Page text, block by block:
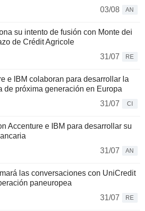
03/08
AN
su intento de fusión con Monte dei
de Crédit Agricole
31/07
RE
e IBM colaboran para desarrollar la
de próxima generación en Europa
31/07
CI
Accenture e IBM para desarrollar su
31/07
AN
las conversaciones con UniCredit
paneuropea
31/07
RE